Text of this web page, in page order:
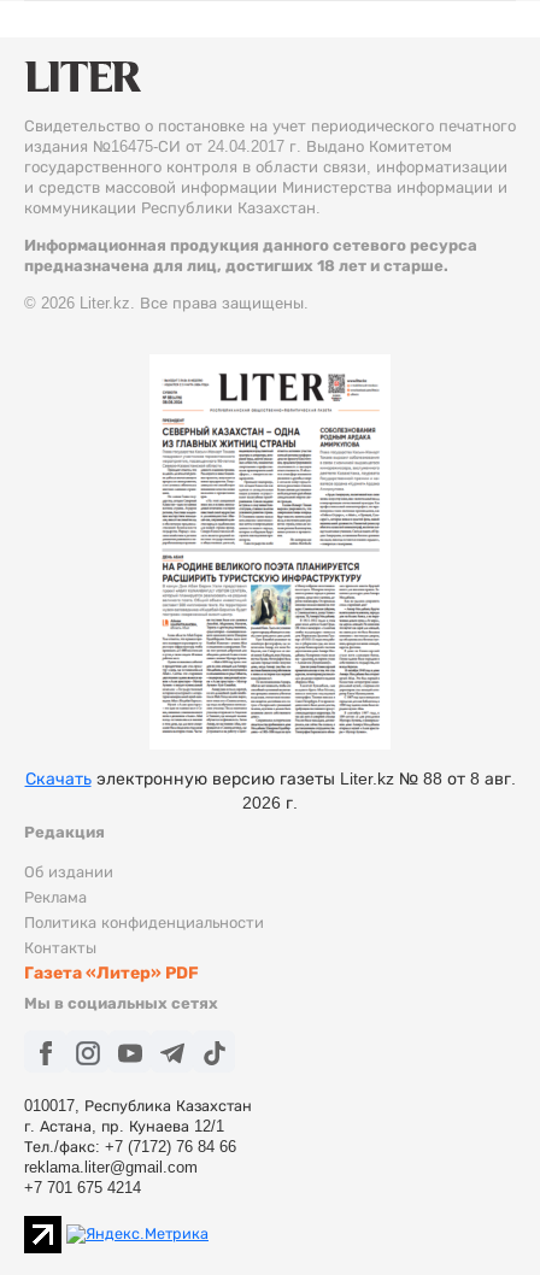
Свидетельство о постановке на учет периодического печатного
издания №16475-СИ от 24.04.2017 г. Выдано Комитетом
государственного контроля в области связи, информатизации
и средств массовой информации Министерства информации и
коммуникации Республики Казахстан.
Информационная продукция данного сетевого ресурса
предназначена для лиц, достигших 18 лет и старше.
© 2026 Liter.kz. Все права защищены.
Редакция
Об издании
Реклама
Политика конфиденциальности
Контакты
Газета «Литер» PDF
Мы в социальных сетях
010017, Республика Казахстан
г. Астана, пр. Кунаева 12/1
Тел./факс: +7 (7172) 76 84 66
reklama.liter@gmail.com
+7 701 675 4214
Скачатьэлектронную версию газеты Liter.kz № 88 от 8 авг.
2026 г.